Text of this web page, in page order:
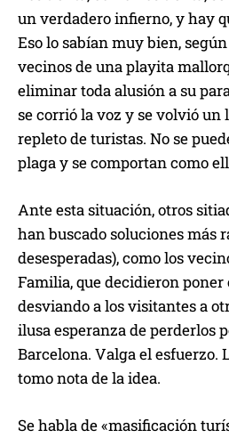
un verdadero infierno, y hay
Eso lo sabían muy bien,
vecinos de una playita
eliminar toda alusión a su
se corrió la voz y se volvió
repleto de turistas. No se
plaga y se comportan como
Ante esta situación, otros
han buscado soluciones más
desesperadas), como los
Familia, que decidieron
desviando a los visitantes a
ilusa esperanza de perderlos
Barcelona. Valga el esfuerzo.
tomo nota de la idea.
Se habla de «masificación